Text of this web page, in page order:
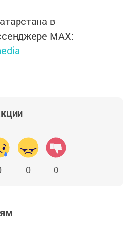
в
MАХ:
0 0